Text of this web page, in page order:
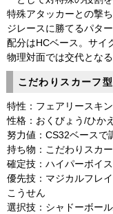
特殊アタッカーとの撃
ジレースに勝てるパタ
配分はHCベース。サイ
物理対面では交代とな
こだわりスカーフ型
特性：フェアリースキン
性格：おくびょう/ひか
努力値：CS32ベースで
持ち物：こだわりスカ
確定技：ハイパーボイス
優先技：マジカルフレ
こうせん
選択技：シャドーボー